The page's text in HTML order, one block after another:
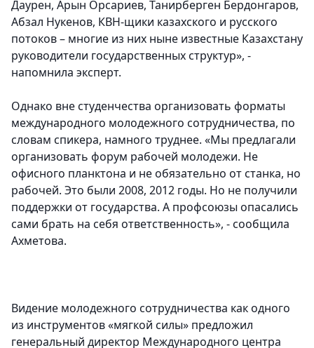
Даурен, Арын Орсариев, Танирберген Бердонгаров,
Абзал Нукенов, КВН-щики казахского и русского
потоков – многие из них ныне известные Казахстану
руководители государственных структур», -
напомнила эксперт.
Однако вне студенчества организовать форматы
международного молодежного сотрудничества, по
словам спикера, намного труднее. «Мы предлагали
организовать форум рабочей молодежи. Не
офисного планктона и не обязательно от станка, но
рабочей. Это были 2008, 2012 годы. Но не получили
поддержки от государства. А профсоюзы опасались
сами брать на себя ответственность», - сообщила
Ахметова.
Видение молодежного сотрудничества как одного
из инструментов «мягкой силы» предложил
генеральный директор Международного центра